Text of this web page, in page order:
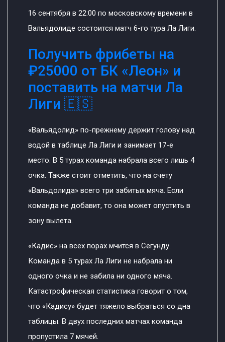
16 сентября в 22:00 по московскому времени в
Вальядолиде состоится матч 6-го тура Ла Лиги.
Получить фрибеты на
₽25000 от БК «Леон» и
поставить на матчи Ла
Лиги 🇪🇸
«Вальядолид» по-прежнему держит голову над
водой в таблице Ла Лиги и занимает 17-е
место. В 5 турах команда набрала всего лишь 4
очка. Также стоит отметить, что на счету
«Вальдолида» всего три забитых мяча. Если
команда не добавит, то она может опустить в
зону вылета.
«Кадис» на всех порах мчится в Сегунду.
Команда в 5 турах Ла Лиги не набрала ни
одного очка и не забила ни одного мяча.
Катастрофическая статистика говорит о том,
что «Кадису» будет тяжело выбраться со дна
таблицы. В двух последних матчах команда
пропустила 7 мячей.